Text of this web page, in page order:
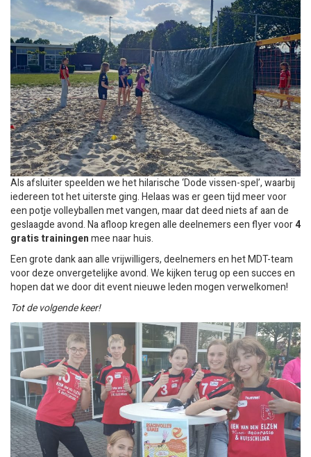
Als afsluiter speelden we het hilarische ‘Dode vissen-spel’, waarbij
iedereen tot het uiterste ging. Helaas was er geen tijd meer voor
een potje volleyballen met vangen, maar dat deed niets af aan de
geslaagde avond. Na afloop kregen alle deelnemers een flyer voor4
gratis trainingenmee naar huis.
Een grote dank aan alle vrijwilligers, deelnemers en het MDT-team
voor deze onvergetelijke avond. We kijken terug op een succes en
hopen dat we door dit event nieuwe leden mogen verwelkomen!
Tot de volgende keer!